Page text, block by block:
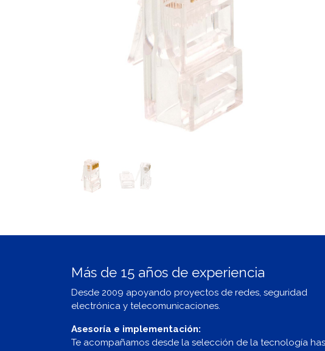
Más de 15 años de experiencia
Desde 2009 apoyando proyectos de redes, seguridad
electrónica y telecomunicaciones.
Asesoría e implementación:
Te acompañamos desde la selección de la tecnología